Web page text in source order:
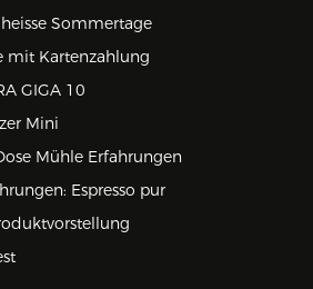
Sommertage
mit Kartenzahlung
GIGA 10
Mini
Mühle Erfahrungen
Espresso pur